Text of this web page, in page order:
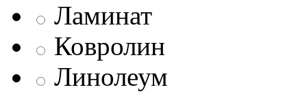
Ламинат
Ковролин
Линолеум